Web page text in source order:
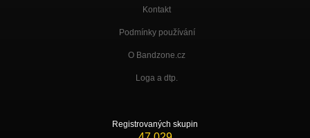
Kontakt
Podmínky používání
O Bandzone.cz
Loga a dtp.
Registrovaných skupin